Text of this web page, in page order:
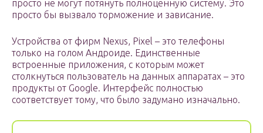
просто не могут потянуть полноценную систему. Это
просто бы вызвало торможение и зависание.
Устройства от фирм Nexus, Pixel – это телефоны
только на голом Андроиде. Единственные
встроенные приложения, с которым может
столкнуться пользователь на данных аппаратах – это
продукты от Google. Интерфейс полностью
соответствует тому, что было задумано изначально.